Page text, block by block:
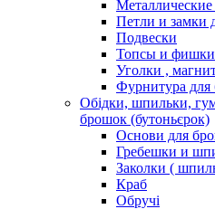
Петли и замки
Подвески
Топсы и фишки
Уголки ,
Фурнитура для
Обідки, шпильки,
брошок (бутоньєрок)
Основи для
Гребешки и
Заколки (
Краб
Обручі